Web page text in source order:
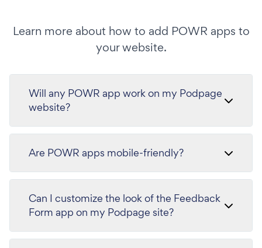
Learn more about how to add POWR apps to
your website.
Will any POWR app work on my Podpage
website?
Are POWR apps mobile-friendly?
Can I customize the look of the Feedback
Form app on my Podpage site?